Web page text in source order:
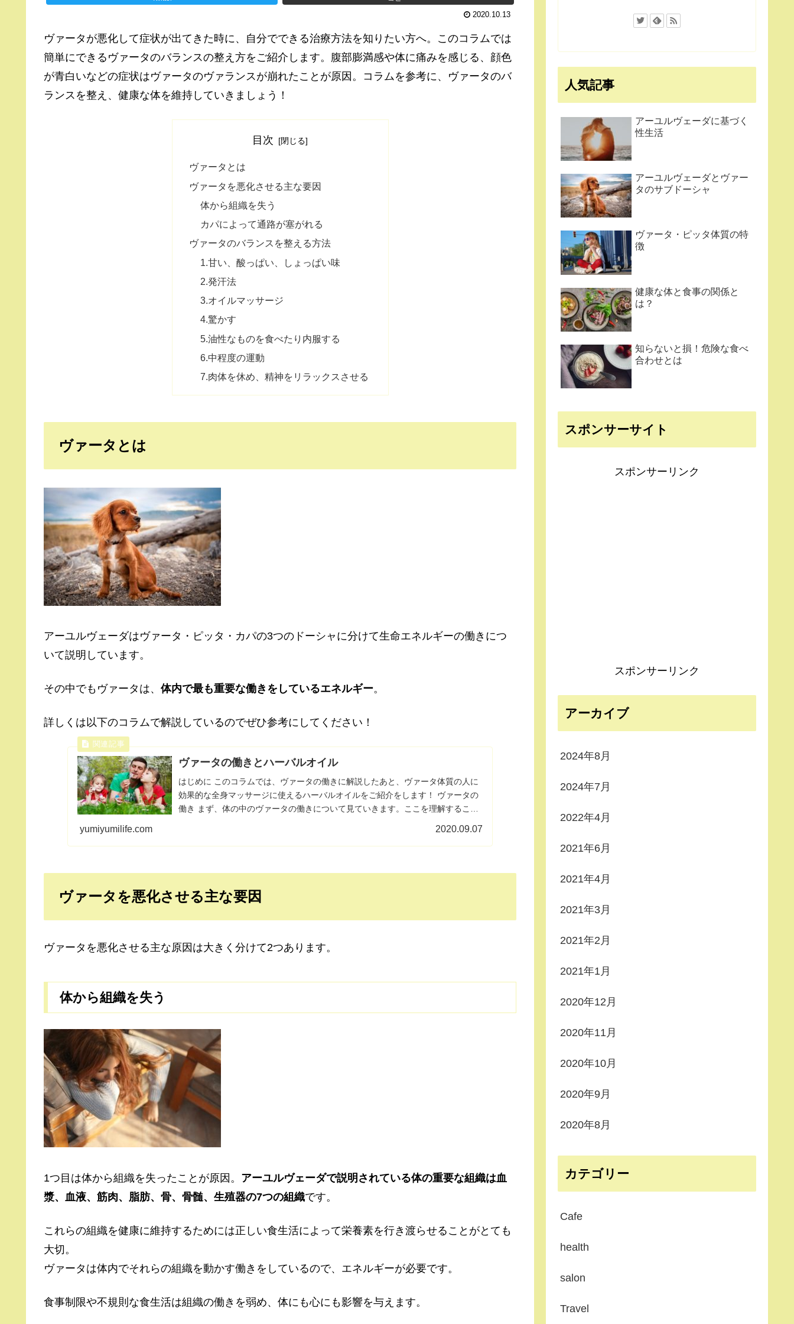
2020.10.13
ヴァータが悪化して症状が出てきた時に、自分でできる治療方法を知りたい方へ。このコラムでは
簡単にできるヴァータのバランスの整え方をご紹介します。腹部膨満感や体に痛みを感じる、顔色
が青白いなどの症状はヴァータのヴァランスが崩れたことが原因。コラムを参考に、ヴァータのバ
ランスを整え、健康な体を維持していきましょう！
目次
ヴァータとは
ヴァータを悪化させる主な要因
体から組織を失う
カパによって通路が塞がれる
ヴァータのバランスを整える方法
1.甘い、酸っぱい、しょっぱい味
2.発汗法
3.オイルマッサージ
4.驚かす
5.油性なものを食べたり内服する
6.中程度の運動
7.肉体を休め、精神をリラックスさせる
ヴァータとは
アーユルヴェーダはヴァータ・ピッタ・カパの3つのドーシャに分けて生命エネルギーの働きにつ
いて説明しています。
その中でもヴァータは、 体内で最も重要な働きをしているエネルギー。
詳しくは以下のコラムで解説しているのでぜひ参考にしてください！
ヴァータの働きとハーバルオイル
はじめに このコラムでは、ヴァータの働きに解説したあと、ヴァータ体質の人に
効果的な全身マッサージに使えるハーバルオイルをご紹介をします！ ヴァータの
働き まず、体の中のヴァータの働きについて見ていきます。ここを理解すること
yumiyumilife.com 2020.09.07
ヴァータを悪化させる主な要因
ヴァータを悪化させる主な原因は大きく分けて2つあります。
体から組織を失う
1つ目は体から組織を失ったことが原因。 アーユルヴェーダで説明されている体の重要な組織は血
漿、血液、筋肉、脂肪、骨、骨髄、生殖器の7つの組織です。
これらの組織を健康に維持するためには正しい食生活によって栄養素を行き渡らせることがとても
大切。
ヴァータは体内でそれらの組織を動かす働きをしているので、エネルギーが必要です。
食事制限や不規則な食生活は組織の働きを弱め、体にも心にも影響を与えます。
人気記事
アーユルヴェーダに基づく
性生活
アーユルヴェーダとヴァー
タのサブドーシャ
ヴァータ・ピッタ体質の特
徴
健康な体と食事の関係と
は？
知らないと損！危険な食べ
合わせとは
スポンサーサイト
スポンサーリンク
スポンサーリンク
アーカイブ
2024年8月
2024年7月
2022年4月
2021年6月
2021年4月
2021年3月
2021年2月
2021年1月
2020年12月
2020年11月
2020年10月
2020年9月
2020年8月
カテゴリー
Cafe
health
salon
Travel